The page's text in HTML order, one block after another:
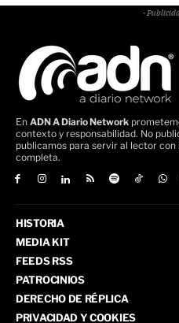
-
En ADN A Diario Network
contexto y responsabilidad. No
publicamos para servir al lector
completa.
HISTORIA
MEDIA KIT
FEEDS RSS
PATROCINIOS
DERECHO DE RÉPLICA
PRIVACIDAD Y COOKIES